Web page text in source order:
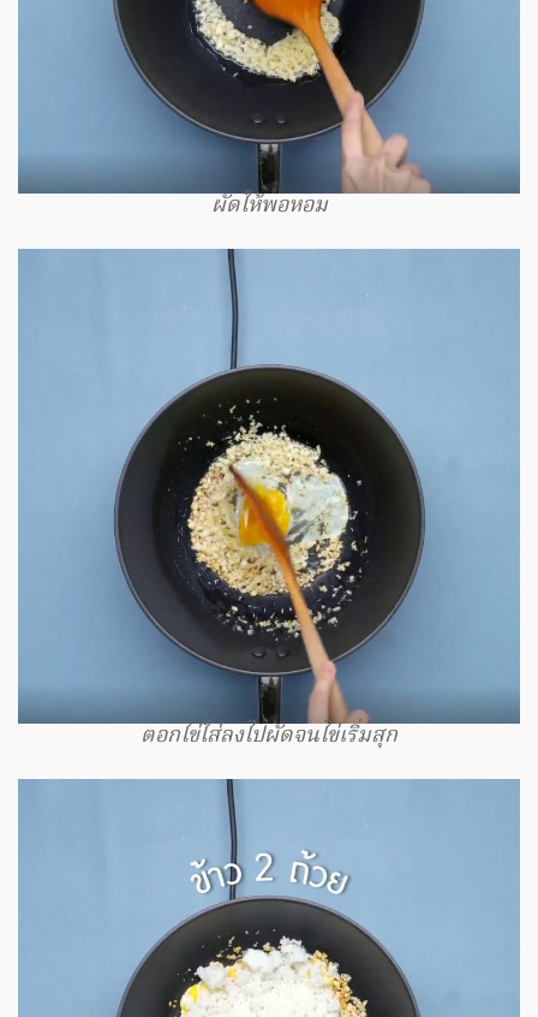
ผัดให้พอหอม
ตอกไข่ใส่ลงไปผัดจนไข่เริ่มสุก